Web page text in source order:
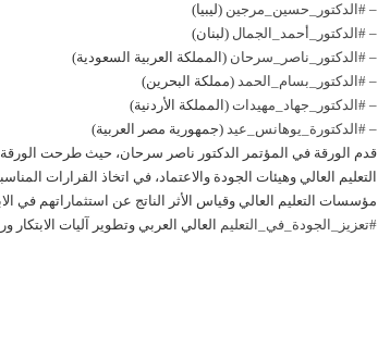
– #الدكتور_حسين_مرجين (ليبيا)
– #الدكتور_أحمد_الجمال (لبنان)
– #الدكتور_ناصر_سرحان (المملكة العربية السعودية)
– #الدكتور_بسام_الحمد (مملكة البحرين)
– #الدكتور_جهاد_مهيدات (المملكة الأردنية)
– #الدكتورة_يوهانس_عيد (جمهورية مصر العربية)
قدم الورقة في المؤتمر الدكتور ناصر سرحان، حيث طرحت
التعليم العالي وهيئات الجودة والاعتماد، في اتخاذ القرارات
مؤسسات التعليم العالي وقياس الأثر الناتج عن استثماراتهم في
#تعزيز_الجودة_في_التعليم العالي العربي وتطوير آليات